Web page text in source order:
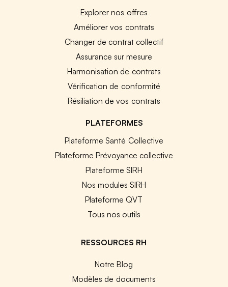
Explorer nos offres
Améliorer vos contrats
Changer de contrat collectif
Assurance sur mesure
Harmonisation de contrats
Vérification de conformité
Résiliation de vos contrats
PLATEFORMES
Plateforme Santé Collective
Plateforme Prévoyance collective
Plateforme SIRH
Nos modules SIRH
Plateforme QVT
Tous nos outils
RESSOURCES RH
Notre Blog
Modèles de documents